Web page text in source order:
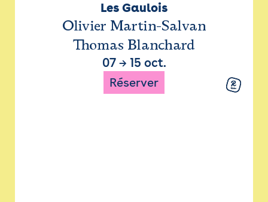
Les Gaulois
Olivier Martin-Salvan
Thomas Blanchard
07→ 15 oct.
Réserver